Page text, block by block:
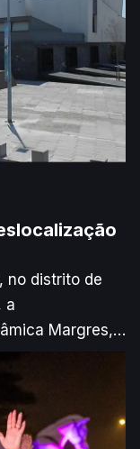
no distrito de
a
Margres,
os
segundo a